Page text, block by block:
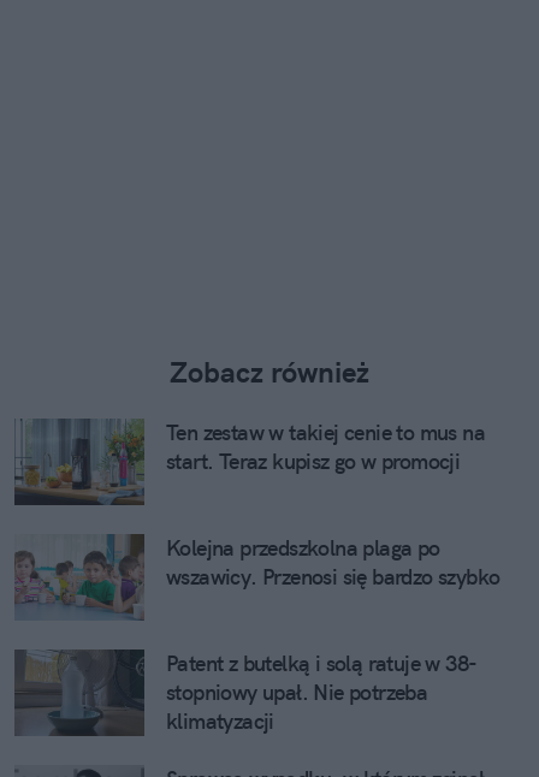
Zobacz również
Ten zestaw w takiej cenie to mus na
start. Teraz kupisz go w promocji
Kolejna przedszkolna plaga po
wszawicy. Przenosi się bardzo szybko
Patent z butelką i solą ratuje w 38-
stopniowy upał. Nie potrzeba
klimatyzacji